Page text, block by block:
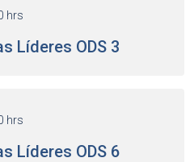
hrs
Líderes ODS 3
hrs
Líderes ODS 6